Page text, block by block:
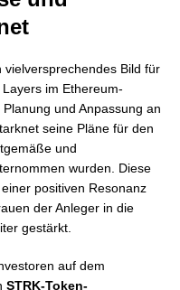
vielversprechendes Bild für
im Ethereum-
und Anpassung an
seine Pläne für den
und
wurden. Diese
positiven Resonanz
der Anleger in die
gestärkt.
auf dem
STRK-Token-